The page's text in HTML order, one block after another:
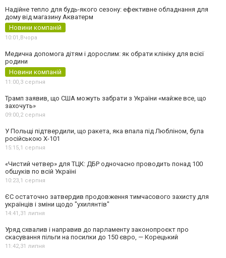
Надійне тепло для будь-якого сезону: ефективне обладнання для
дому від магазину Акватерм
Новини компаній
10:01,Вчора
Медична допомога дітям і дорослим: як обрати клініку для всієї
родини
Новини компаній
11:00,3 серпня
Трамп заявив, що США можуть забрати з України «майже все, що
захочуть»
09:00,2 серпня
У Польщі підтвердили, що ракета, яка впала під Любліном, була
російською Х-101
15:15,1 серпня
«Чистий четвер» для ТЦК: ДБР одночасно проводить понад 100
обшуків по всій Україні
10:23,1 серпня
ЄС остаточно затвердив продовження тимчасового захисту для
українців і зміни щодо "ухилянтів"
14:41,31 липня
Уряд схвалив і направив до парламенту законопроєкт про
скасування пільги на посилки до 150 євро, — Корецький
11:42,31 липня